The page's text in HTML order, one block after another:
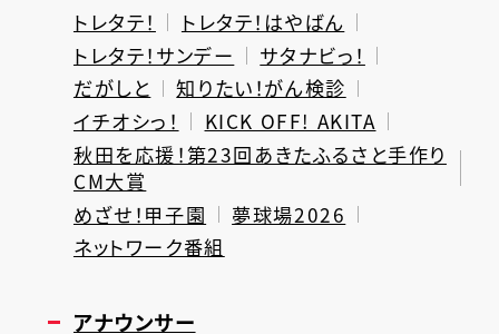
トレタテ！
トレタテ！はやばん
トレタテ！サンデー
サタナビっ！
だがしと
知りたい！がん検診
イチオシっ！
KICK OFF! AKITA
秋田を応援！第23回あきたふるさと手作り
CM大賞
めざせ！甲子園
夢球場2026
ネットワーク番組
アナウンサー